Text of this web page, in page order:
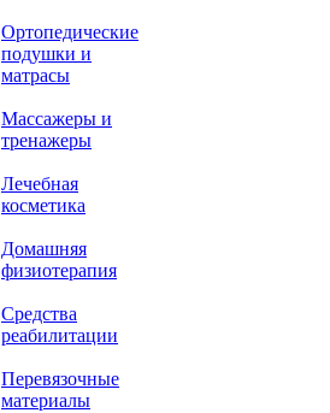
Ортопедические
подушки и
матрасы
Массажеры и
тренажеры
Лечебная
косметика
Домашняя
физиотерапия
Средства
реабилитации
Перевязочные
материалы